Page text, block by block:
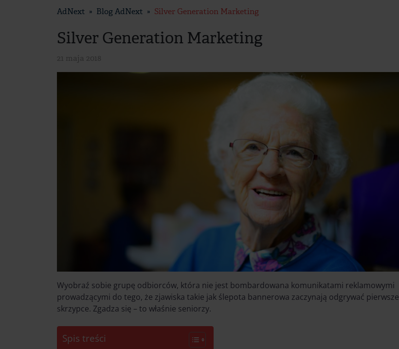
AdNext Blog AdNext Silver Generation Marketing
Silver Generation Marketing
Wyobraź sobie grupę odbiorców, która nie jest bombardowana komunikatami reklamowymi
prowadzącymi do tego, że zjawiska takie jak ślepota bannerowa zaczynają odgrywać pierwsze
skrzypce. Zgadza się – to właśnie seniorzy.
Spis treści